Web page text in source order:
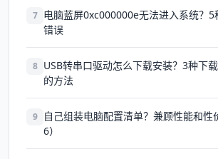
7 电脑蓝屏0xc000000e无法进入系统？5
错误
8 USB转串口驱动怎么下载安装？3种下
的方法
9
自己组装电脑配置清单？兼顾性能和性
6）